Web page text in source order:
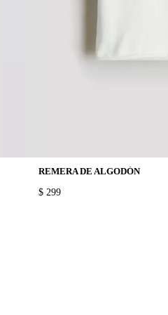
REMERA DE ALGODÓN
PRICE:
$ 299